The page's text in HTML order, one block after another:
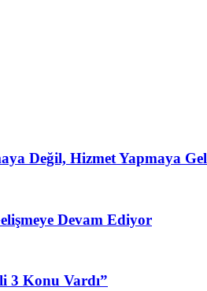
Değil, Hizmet Yapmaya
Devam Ediyor
3 Konu Vardı”